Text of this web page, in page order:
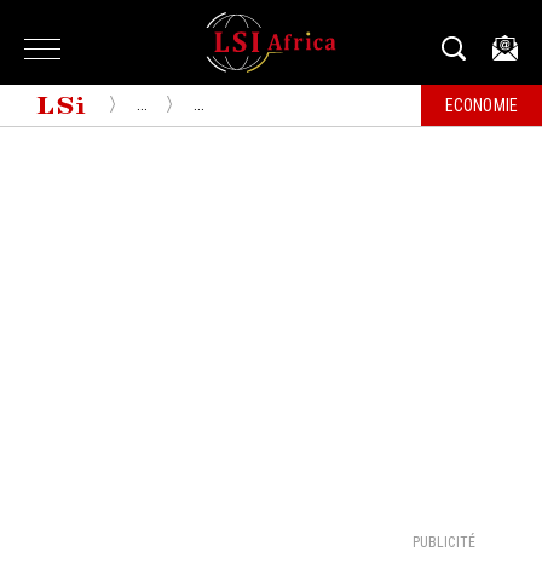
ECONOMIE
PUBLICITÉ